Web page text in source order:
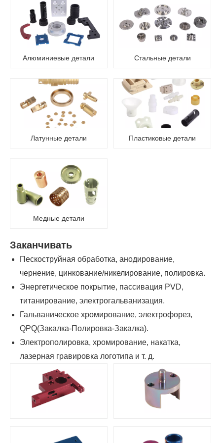
Алюминиевые детали Стальные детали
Латунные детали Пластиковые детали
Медные детали
Заканчивать
Пескоструйная обработка, анодирование,
чернение, цинкование/никелирование, полировка.
Энергетическое покрытие, пассивация PVD,
титанирование, электрогальванизация.
Гальваническое хромирование, электрофорез,
QPQ(Закалка-Полировка-Закалка).
Электрополировка, хромирование, накатка,
лазерная гравировка логотипа и т. д.